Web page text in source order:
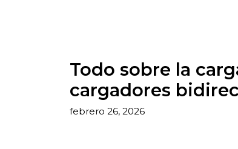
Todo sobre la
cargadores
febrero 26, 2026